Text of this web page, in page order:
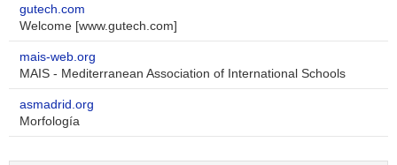
gutech.com
Welcome [www.gutech.com]
mais-web.org
MAIS - Mediterranean Association of International Schools
asmadrid.org
Morfología